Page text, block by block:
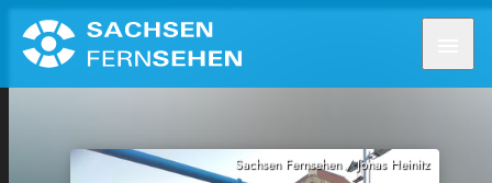
Sachsen Fernsehen / Jonas Heinitz